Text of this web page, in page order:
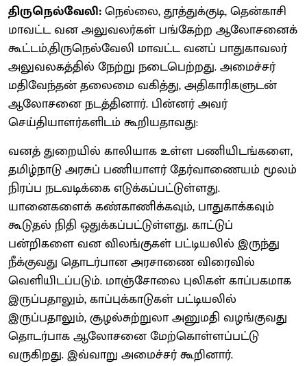
திருநெல்வேலி:நெல்லை, தூத்துக்குடி, தென்காசி
மாவட்ட வன அலுவலர்கள் பங்கேற்ற ஆலோசனைக்
கூட்டம்,திருநெல்வேலி மாவட்ட வனப் பாதுகாவலர்
அலுவலகத்தில் நேற்று நடைபெற்றது. அமைச்சர்
மதிவேந்தன் தலைமை வகித்து, அதிகாரிகளுடன்
ஆலோசனை நடத்தினார். பின்னர் அவர்
செய்தியாளர்களிடம் கூறியதாவது:
வனத் துறையில் காலியாக உள்ள பணியிடங்களை,
தமிழ்நாடு அரசுப் பணியாளர் தேர்வாணையம் மூலம்
நிரப்ப நடவடிக்கை எடுக்கப்பட்டுள்ளது.
யானைகளைக் கண்காணிக்கவும், பாதுகாக்கவும்
கூடுதல் நிதி ஒதுக்கப்பட்டுள்ளது. காட்டுப்
பன்றிகளை வன விலங்குகள் பட்டியலில் இருந்து
நீக்குவது தொடர்பான அரசாணை விரைவில்
வெளியிடப்படும். மாஞ்சோலை புலிகள் காப்பகமாக
இருப்பதாலும், காப்புக்காடுகள் பட்டியலில்
இருப்பதாலும், சூழல்சுற்றுலா அனுமதி வழங்குவது
தொடர்பாக ஆலோசனை மேற்கொள்ளப்பட்டு
வருகிறது. இவ்வாறு அமைச்சர் கூறினார்.